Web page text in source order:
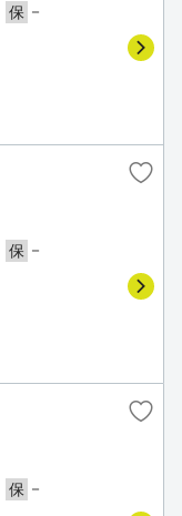
保 －
保 －
保 －